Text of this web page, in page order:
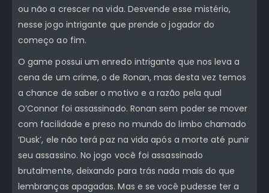
ou não a crescer na vida. Desvende esse mistério,
nesse jogo intrigante que prende o jogador do
começo ao fim.
O game possui um enredo intrigante que nos leva a
cena de um crime, o de Ronan, mas desta vez temos
a chance de saber o motivo e a razão pela qual
O’Connor foi assassinado. Ronan sem poder se mover
com facilidade e preso no mundo do limbo chamado
‘Dusk’, ele não terá paz na vida após a morte até punir
seu assassino. No jogo você foi assassinado
brutalmente, deixando para trás nada mais do que
lembranças apagadas. Mas e se você pudesse ter a